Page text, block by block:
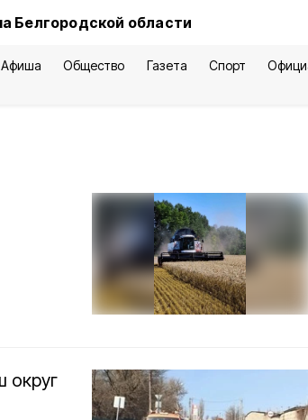
Белгородской области
Афиша Общество Газета Спорт
округ